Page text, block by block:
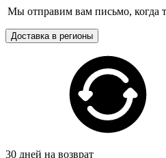
Мы отправим вам письмо, когда
Доставка в регионы
30 дней на возврат